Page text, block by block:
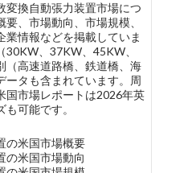
変換自動張力装置市場につ
、市場動向、市場規模、
情報などを掲載していま
30KW、37KW、45KW、
（高速道路橋、鉄道橋、海
ータも含まれています。周
国市場レポートは2026年英
可能です。
の米国市場概要
の米国市場動向